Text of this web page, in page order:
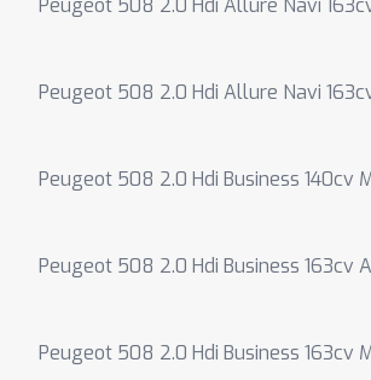
Peugeot 508 2.0 Hdi Allure Navi
Peugeot 508 2.0 Hdi Allure Navi
Peugeot 508 2.0 Hdi Business 140cv
Peugeot 508 2.0 Hdi Business 163cv
Peugeot 508 2.0 Hdi Business 163cv